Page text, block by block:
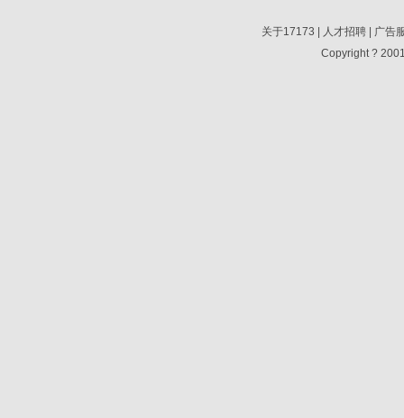
关于17173 人才招聘|
广告
Copyright ?